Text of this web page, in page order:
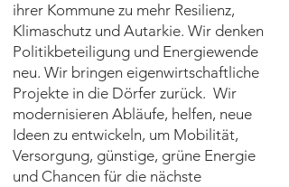
ihrer Kommune zu mehr Resilienz,
Klimaschutz und Autarkie. Wir denken
Politikbeteiligung und Energiewende
neu. Wir bringen eigenwirtschaftliche
Projekte in die Dörfer zurück. Wir
modernisieren Abläufe, helfen, neue
Ideen zu entwickeln, um Mobilität,
Versorgung, günstige, grüne Energie
und Chancen für die nächste